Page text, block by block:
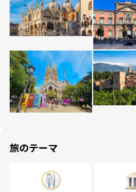
旅のテーマ